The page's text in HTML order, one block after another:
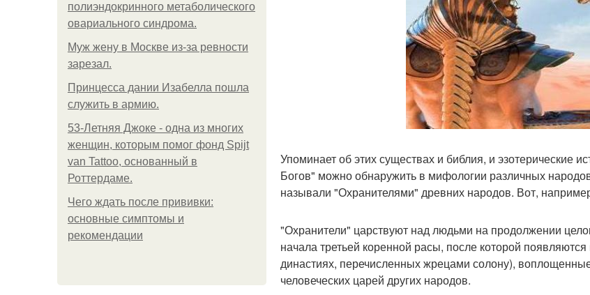
полиэндокринного метаболического
овариального синдрома.
Mуж жену в Москве из-за ревности
зарезал.
Принцесса дании Изабелла пошла
служить в армию.
53-Летняя Джоке - одна из многих
женщин, которым помог фонд Spijt
van Tattoo, основанный в
Роттердаме.
Чего ждать после прививки:
основные симптомы и
рекомендации
Упоминает об этих существах и библия, и эзотерические
Богов" можно обнаружить в мифологии различных
называли "Охранителями" древних народов. Вот,
"Охранители" царствуют над людьми на продолжении
начала третьей коренной расы, после которой
династиях, перечисленных жрецами солону),
человеческих царей других народов.